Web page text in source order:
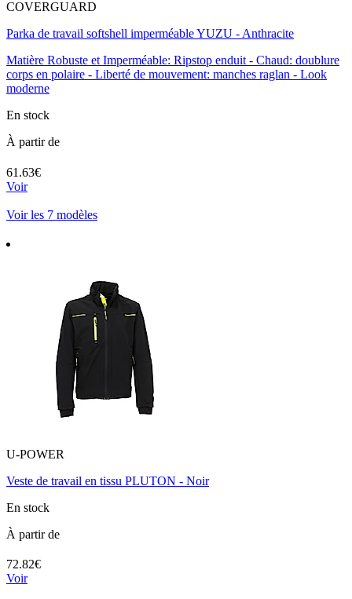
COVERGUARD
Parka de travail softshell imperméable YUZU - Anthracite
Matière Robuste et Imperméable: Ripstop enduit - Chaud: doublure
corps en polaire - Liberté de mouvement: manches raglan - Look
moderne
En stock
À partir de
61.63€
Voir
Voir les 7 modèles
U-POWER
Veste de travail en tissu PLUTON - Noir
En stock
À partir de
72.82€
Voir